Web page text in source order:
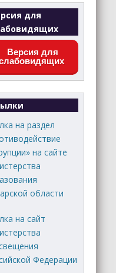
для
Версия для
на раздел
на сайте
области
на сайт
Федерации